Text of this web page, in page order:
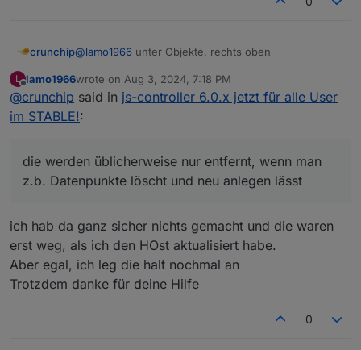
crunchip@lamo1966 unter Objekte, rechts oben
@lamo1966sagte injs-controller 6.0.x jetzt für alle
User im STABLE!:
die werden üblicherweise nur entfernt, wenn man
z.b. Datenpunkte löscht und neu anlegen lässt
L lamo1966wrote on Aug 3, 2024, 7:18 PM
last edited by
@crunchip said in js-controller 6.0.x jetzt für alle User
im STABLE!:
die werden üblicherweise nur entfernt, wenn man
z.b. Datenpunkte löscht und neu anlegen lässt
ich hab da ganz sicher nichts gemacht und die waren
erst weg, als ich den HOst aktualisiert habe.
Aber egal, ich leg die halt nochmal an
Trotzdem danke für deine Hilfe
0